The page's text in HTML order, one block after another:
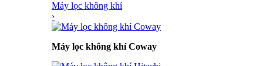
Máy lọc không khí
›
Máy lọc không khí Coway